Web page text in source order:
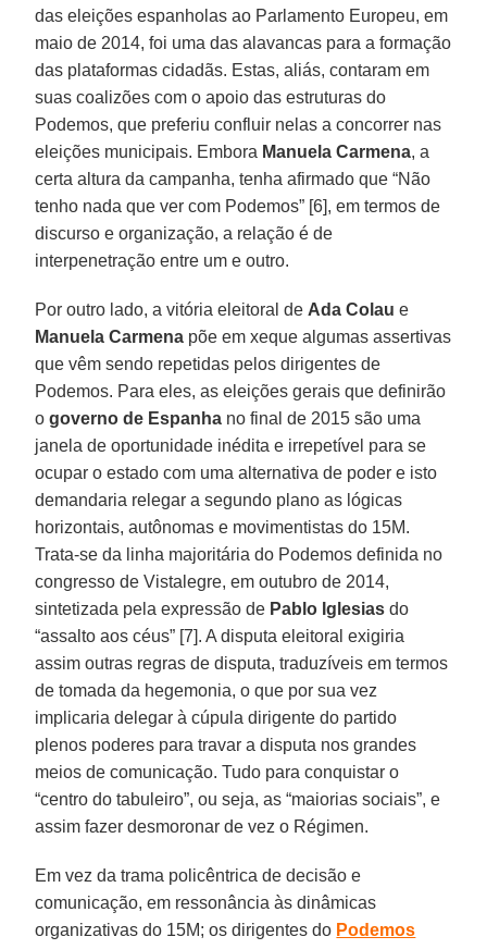
das eleições espanholas ao Parlamento Europeu, em
maio de 2014, foi uma das alavancas para a formação
das plataformas cidadãs. Estas, aliás, contaram em
suas coalizões com o apoio das estruturas do
Podemos, que preferiu confluir nelas a concorrer nas
eleições municipais. Embora Manuela Carmena, a
certa altura da campanha, tenha afirmado que “Não
tenho nada que ver com Podemos” [6], em termos de
discurso e organização, a relação é de
interpenetração entre um e outro.
Por outro lado, a vitória eleitoral de Ada Colau e
Manuela Carmena põe em xeque algumas assertivas
que vêm sendo repetidas pelos dirigentes de
Podemos. Para eles, as eleições gerais que definirão
ogoverno de Espanha no final de 2015 são uma
janela de oportunidade inédita e irrepetível para se
ocupar o estado com uma alternativa de poder e isto
demandaria relegar a segundo plano as lógicas
horizontais, autônomas e movimentistas do 15M.
Trata-se da linha majoritária do Podemos definida no
congresso de Vistalegre, em outubro de 2014,
sintetizada pela expressão de Pablo Iglesias do
“assalto aos céus” [7]. A disputa eleitoral exigiria
assim outras regras de disputa, traduzíveis em termos
de tomada da hegemonia, o que por sua vez
implicaria delegar à cúpula dirigente do partido
plenos poderes para travar a disputa nos grandes
meios de comunicação. Tudo para conquistar o
“centro do tabuleiro”, ou seja, as “maiorias sociais”, e
assim fazer desmoronar de vez o Régimen.
Em vez da trama policêntrica de decisão e
comunicação, em ressonância às dinâmicas
organizativas do 15M; os dirigentes do Podemos